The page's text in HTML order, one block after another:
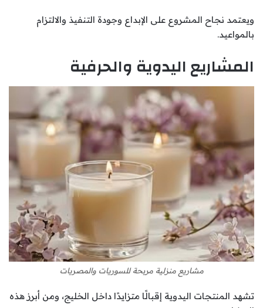
ويعتمد نجاح المشروع على الإبداع وجودة التنفيذ والالتزام
بالمواعيد.
المشاريع اليدوية والحرفية
مشاريع منزلية مربحة للسوريات والمصريات
تشهد المنتجات اليدوية إقبالًا متزايدًا داخل الخليج، ومن أبرز هذه